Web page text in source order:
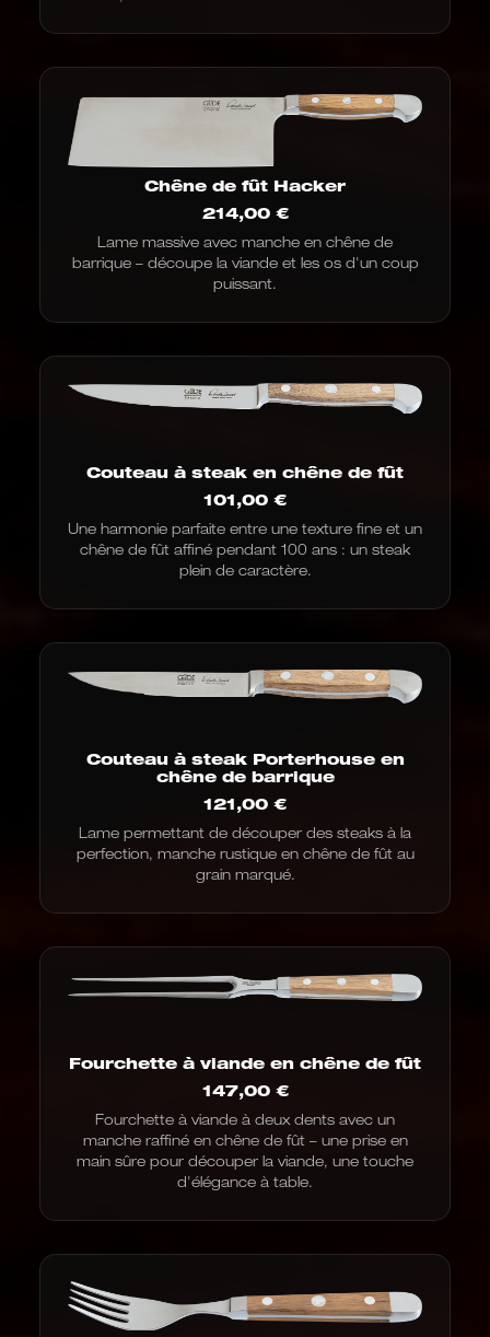
Chêne de fût Hacker
214,00 €
Lame massive avec manche en chêne de
barrique – découpe la viande et les os d'un coup
puissant.
Couteau à steak en chêne de fût
101,00 €
Une harmonie parfaite entre une texture fine et un
chêne de fût affiné pendant 100 ans : un steak
plein de caractère.
Couteau à steak Porterhouse en
chêne de barrique
121,00 €
Lame permettant de découper des steaks à la
perfection, manche rustique en chêne de fût au
grain marqué.
Fourchette à viande en chêne de fût
147,00 €
Fourchette à viande à deux dents avec un
manche raffiné en chêne de fût – une prise en
main sûre pour découper la viande, une touche
d'élégance à table.